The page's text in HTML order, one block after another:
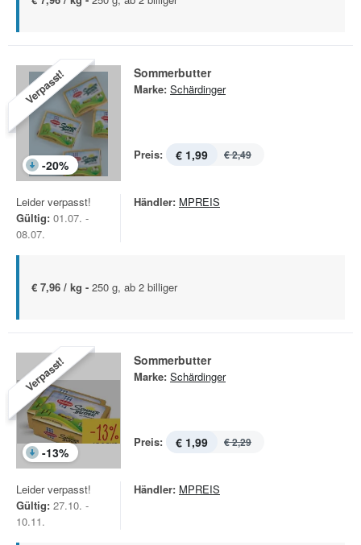
Verpasst!
-20%
Sommerbutter
Marke: Schärdinger
Preis: € 1,99 € 2,49
Leider verpasst!
Gültig: 01.07. -
08.07.
Händler: MPREIS
€ 7,96 / kg - 250 g, ab 2 billiger
Verpasst!
-13%
Sommerbutter
Marke: Schärdinger
Preis: € 1,99 € 2,29
Leider verpasst!
Gültig: 27.10. -
10.11.
Händler: MPREIS